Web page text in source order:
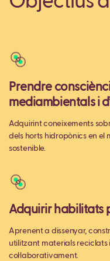
Prendre
mediambientals i
Adquirint coneixements
dels horts hidropònics en
sostenible.
Adquirir habilitats
Aprenent a dissenyar,
utilitzant materials reciclats
col·laborativament.